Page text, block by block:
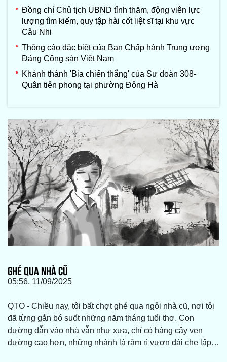
Đồng chí Chủ tịch UBND tỉnh thăm, động viên lực
lượng tìm kiếm, quy tập hài cốt liệt sĩ tại khu vực
Câu Nhi
Thông cáo đặc biệt của Ban Chấp hành Trung ương
Đảng Cộng sản Việt Nam
Khánh thành 'Bia chiến thắng' của Sư đoàn 308-
Quân tiên phong tại phường Đông Hà
GHÉ QUA NHÀ CŨ
05:56, 11/09/2025
QTO - Chiều nay, tôi bất chợt ghé qua ngôi nhà cũ, nơi tôi
đã từng gắn bó suốt những năm tháng tuổi thơ. Con
đường dẫn vào nhà vẫn như xưa, chỉ có hàng cây ven
đường cao hơn, những nhánh lá rậm rì vươn dài che lấp